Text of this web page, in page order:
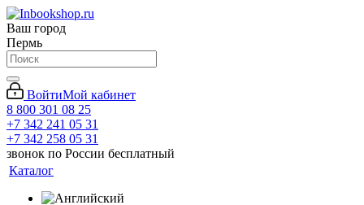
Ваш город
Пермь
ВойтиМой кабинет
8 800 301 08 25
+7 342 241 05 31
+7 342 258 05 31
звонок по России бесплатный
Каталог